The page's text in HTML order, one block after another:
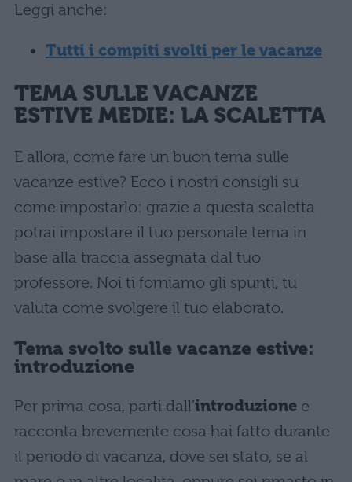
Leggi anche:
Tutti i compiti svolti per le vacanze
TEMA SULLE VACANZE
ESTIVE MEDIE: LA SCALETTA
E allora, come fare un buon tema sulle
vacanze estive? Ecco i nostri consigli su
come impostarlo: grazie a questa scaletta
potrai impostare il tuo personale tema in
base alla traccia assegnata dal tuo
professore. Noi ti forniamo gli spunti, tu
valuta come svolgere il tuo elaborato.
Tema svolto sulle vacanze estive:
introduzione
Per prima cosa, parti dall’introduzione e
racconta brevemente cosa hai fatto durante
il periodo di vacanza, dove sei stato, se al